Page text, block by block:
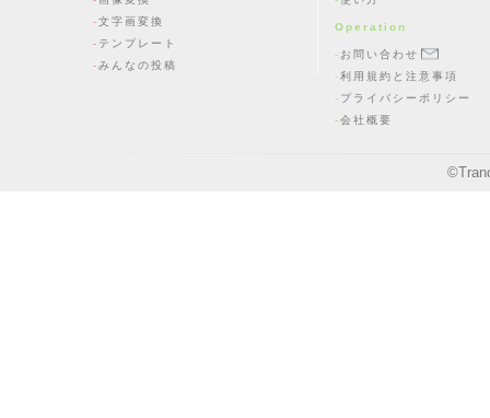
文字画変換
テンプレート
みんなの投稿
Operation
お問い合わせ
利用規約と注意事項
プライバシーポリシー
会社概要
©